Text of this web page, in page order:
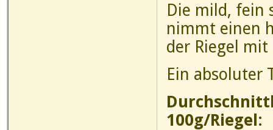
Die mild, fein
nimmt einen
der Riegel mit
Ein absoluter
100g/Riegel: